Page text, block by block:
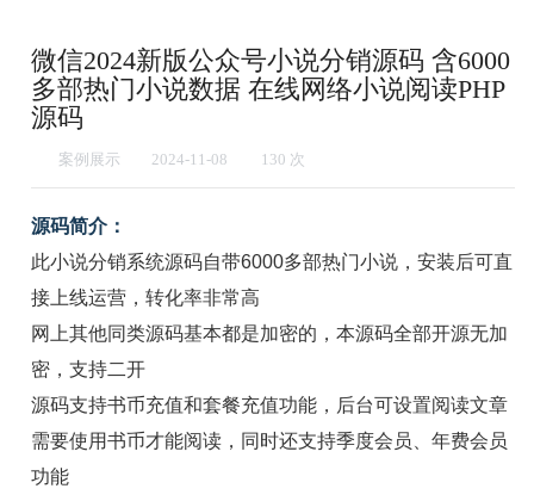
微信2024新版公众号小说分销源码 含6000
多部热门小说数据 在线网络小说阅读PHP
源码
案例展示 2024-11-08 1 30 次
源码简介：
此小说分销系统源码自带6000多部热门小说，安装后可直
接上线运营，转化率非常高
网上其他同类源码基本都是加密的，本源码全部开源无加
密，支持二开
源码支持书币充值和套餐充值功能，后台可设置阅读文章
需要使用书币才能阅读，同时还支持季度会员、年费会员
功能